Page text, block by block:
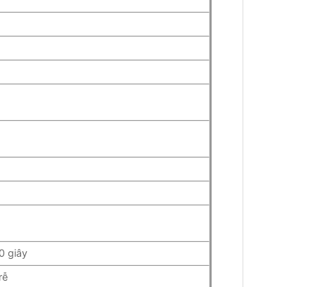
giây